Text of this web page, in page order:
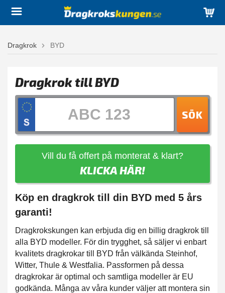
Dragkrok BYD
Dragkrok till BYD
SÖK
Vill du få offert på monterat & klart?
KLICKA HÄR!
Köp en dragkrok till din BYD med 5 års
garanti!
Dragkrokskungen kan erbjuda dig en billig dragkrok till
alla BYD modeller. För din trygghet, så säljer vi enbart
kvalitets dragkrokar till BYD från välkända Steinhof,
Witter, Thule & Westfalia. Passformen på dessa
dragkrokar är optimal och samtliga modeller är EU
godkända. Många av våra kunder väljer att montera sin